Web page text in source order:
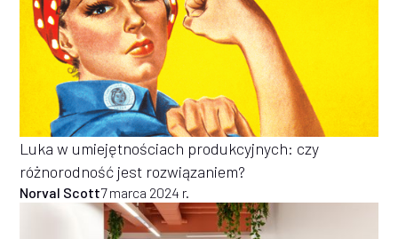
Luka w umiejętnościach produkcyjnych: czy
różnorodność jest rozwiązaniem?
Norval Scott7 marca 2024 r.